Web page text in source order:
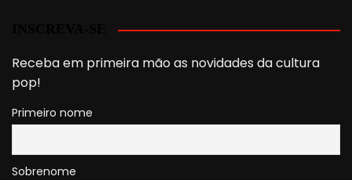
Receba em primeira mão as novidades da cultura
pop!
Primeiro nome
Sobrenome